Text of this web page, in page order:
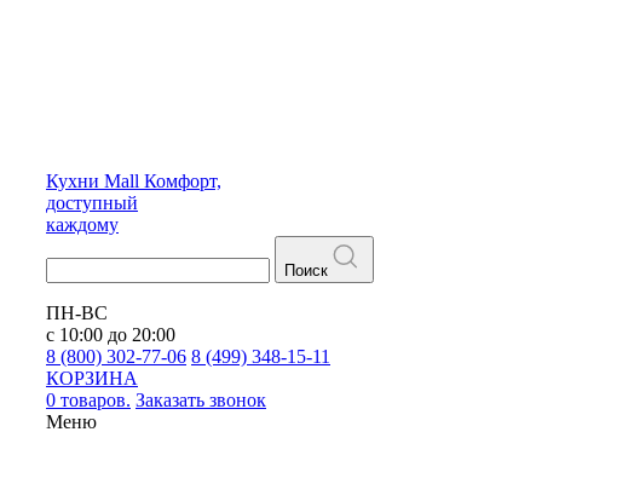
Кухни Mall Комфорт,
доступный
каждому
Поиск
ПН-ВС
с 10:00 до 20:00
8 (800) 302-77-06 8 (499) 348-15-11
КОРЗИНА
0 товаров. Заказать звонок
Меню